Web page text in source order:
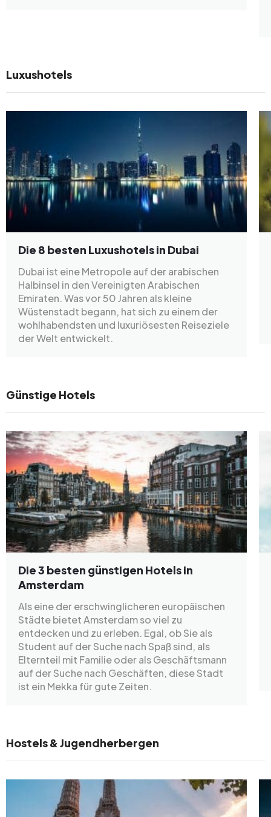
Luxushotels
Die 8 besten Luxushotels in Dubai
Dubai ist eine Metropole auf der arabischen
Halbinsel in den Vereinigten Arabischen
Emiraten. Was vor 50 Jahren als kleine
Wüstenstadt begann, hat sich zu einem der
wohlhabendsten und luxuriösesten Reiseziele
der Welt entwickelt.
Günstige Hotels
Die 3 besten günstigen Hotels in
Amsterdam
Als eine der erschwinglicheren europäischen
Städte bietet Amsterdam so viel zu
entdecken und zu erleben. Egal, ob Sie als
Student auf der Suche nach Spaß sind, als
Elternteil mit Familie oder als Geschäftsmann
auf der Suche nach Geschäften, diese Stadt
ist ein Mekka für gute Zeiten.
Hostels & Jugendherbergen